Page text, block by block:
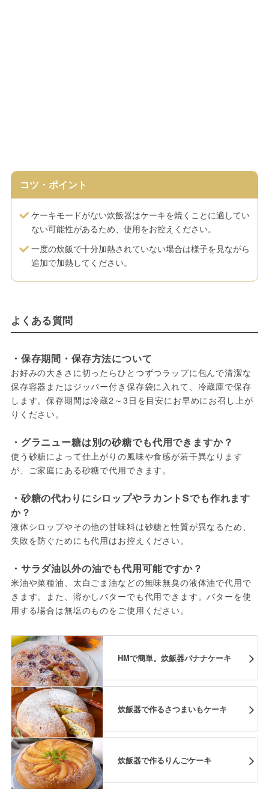
コツ・ポイント
ケーキモードがない炊飯器はケーキを焼くことに適してい
ない可能性があるため、使用をお控えください。
一度の炊飯で十分加熱されていない場合は様子を見ながら
追加で加熱してください。
よくある質問
・保存期間・保存方法について
お好みの大きさに切ったらひとつずつラップに包んで清潔な
保存容器またはジッパー付き保存袋に入れて、冷蔵庫で保存
します。保存期間は冷蔵2～3日を目安にお早めにお召し上が
りください。
・グラニュー糖は別の砂糖でも代用できますか？
使う砂糖によって仕上がりの風味や食感が若干異なります
が、ご家庭にある砂糖で代用できます。
・砂糖の代わりにシロップやラカントSでも作れます
か？
液体シロップやその他の甘味料は砂糖と性質が異なるため、
失敗を防ぐためにも代用はお控えください。
・サラダ油以外の油でも代用可能ですか？
米油や菜種油、太白ごま油などの無味無臭の液体油で代用で
きます。また、溶かしバターでも代用できます。バターを使
用する場合は無塩のものをご使用ください。
HMで簡単。炊飯器バナナケーキ
炊飯器で作るさつまいもケーキ
炊飯器で作るりんごケーキ